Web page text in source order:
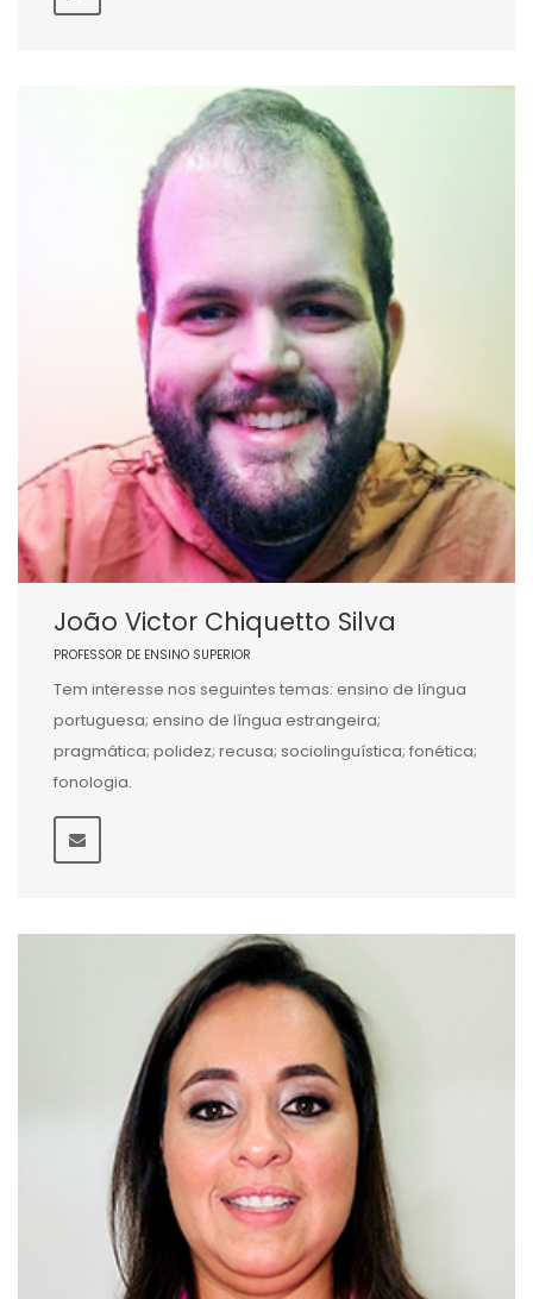
João Victor Chiquetto Silva
PROFESSOR DE ENSINO SUPERIOR
Tem interesse nos seguintes temas: ensino de língua
portuguesa; ensino de língua estrangeira;
pragmática; polidez; recusa; sociolinguística; fonética;
fonologia.